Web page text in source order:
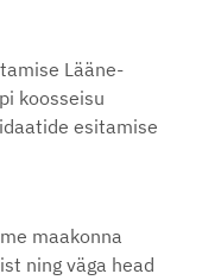
Lääne-
koosseisu
esitamise
maakonna
ning väga head